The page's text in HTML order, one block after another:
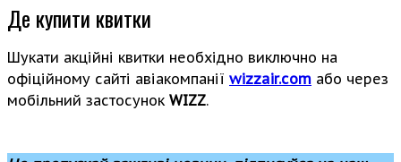
Де купити квитки
Шукати акційні квитки необхідно виключно на
офіційному сайті авіакомпанії wizzair.com або через
мобільний застосунок WIZZ.